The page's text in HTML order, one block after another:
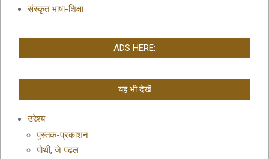
संस्कृत भाषा-शिक्षा
ADS HERE:
यह भी देखें
उद्देश्य
पुस्तक-प्रकाशन
पोथी, जे पढल